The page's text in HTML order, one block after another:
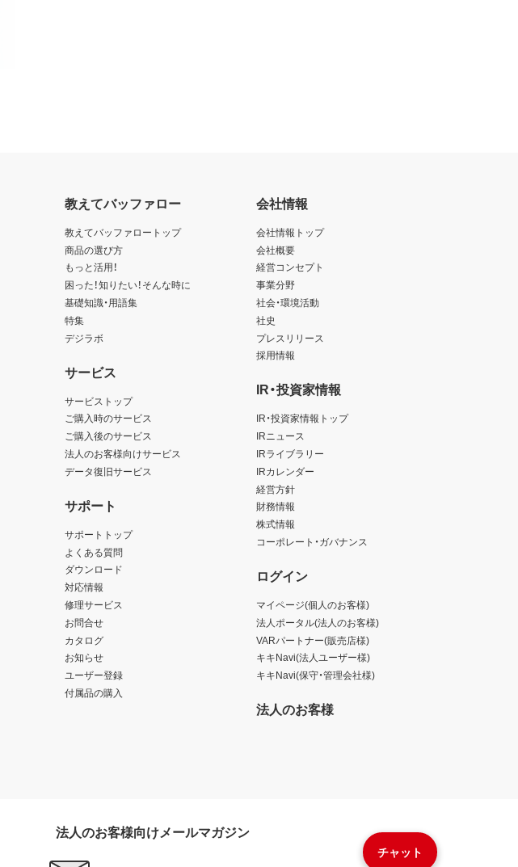
チャット
教えてバッファロー
教えてバッファロートップ
商品の選び方
もっと活用！
困った！知りたい！そんな時に
基礎知識・用語集
特集
デジラボ
サービス
サービストップ
ご購入時のサービス
ご購入後のサービス
法人のお客様向けサービス
データ復旧サービス
サポート
サポートトップ
よくある質問
ダウンロード
対応情報
修理サービス
お問合せ
カタログ
お知らせ
ユーザー登録
付属品の購入
会社情報
会社情報トップ
会社概要
経営コンセプト
事業分野
社会・環境活動
社史
プレスリリース
採用情報
IR・投資家情報
IR・投資家情報トップ
IRニュース
IRライブラリー
IRカレンダー
経営方針
財務情報
株式情報
コーポレート・ガバナンス
ログイン
マイページ(個人のお客様)
法人ポータル(法人のお客様)
VARパートナー(販売店様)
キキNavi(法人ユーザー様)
キキNavi(保守・管理会社様)
法人のお客様
法人のお客様向けメールマガジン